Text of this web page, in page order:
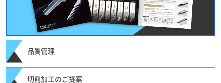
品質管理
切削加工のご提案